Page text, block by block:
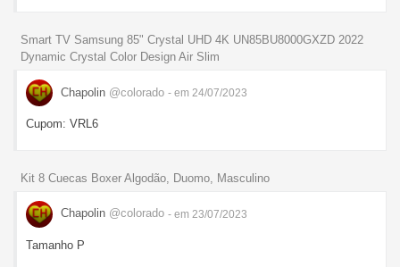
Smart TV Samsung 85" Crystal UHD 4K UN85BU8000GXZD 2022
Dynamic Crystal Color Design Air Slim
Chapolin @colorado - em 24/07/2023
Cupom: VRL6
Kit 8 Cuecas Boxer Algodão, Duomo, Masculino
Chapolin @colorado - em 23/07/2023
Tamanho P